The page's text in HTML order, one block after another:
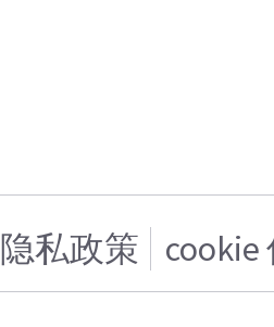
隐私政策 cookie